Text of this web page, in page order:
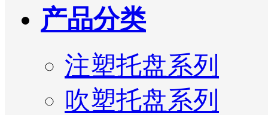
产品分类
注塑托盘系列
吹塑托盘系列